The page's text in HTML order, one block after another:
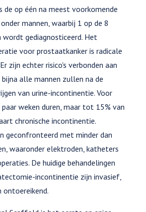
de op één na meest voorkomende
mannen, waarbij 1 op de 8
wordt gediagnosticeerd. Het
voor prostaatkanker is radicale
zijn echter risico's verbonden aan
alle mannen zullen na de
van urine-incontinentie. Voor
weken duren, maar tot 15% van
chronische incontinentie.
geconfronteerd met minder dan
waaronder elektroden, katheters
De huidige behandelingen
incontinentie zijn invasief,
ontoereikend.